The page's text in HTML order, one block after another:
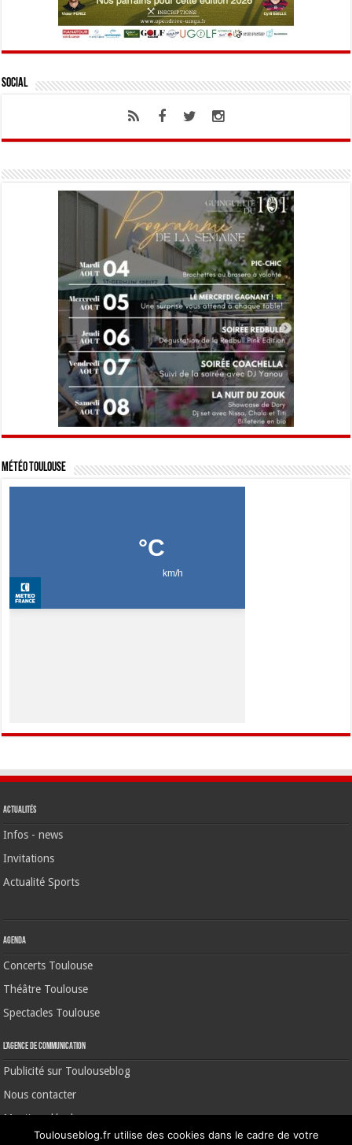
Social
Météo Toulouse
Actualités
Infos - news
Invitations
Actualité Sports
Agenda
Concerts Toulouse
Théâtre Toulouse
Spectacles Toulouse
L’agence de communication
Publicité sur Toulouseblog
Nous contacter
Mentions légales
Toulouseblog.fr utilise des cookies dans le cadre de votre